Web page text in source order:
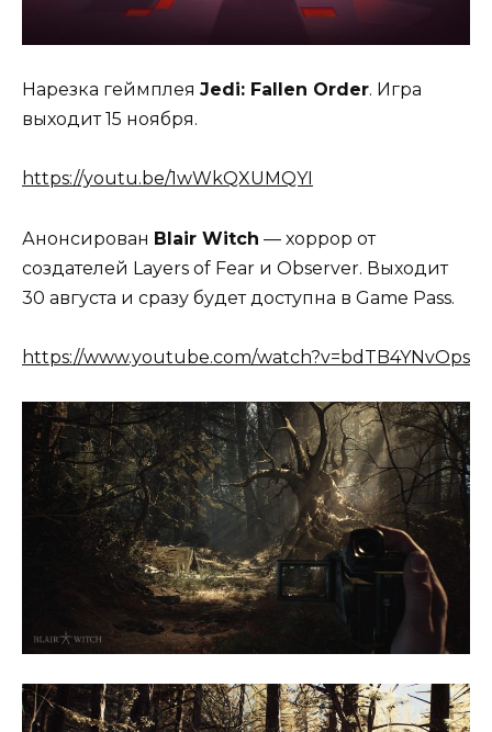
Нарезка геймплея Jedi: Fallen Order. Игра
выходит 15 ноября.
https://youtu.be/1wWkQXUMQYI
Анонсирован Blair Witch — хоррор от
создателей Layers of Fear и Observer. Выходит
30 августа и сразу будет доступна в Game Pass.
https://www.youtube.com/watch?v=bdTB4YNvOps